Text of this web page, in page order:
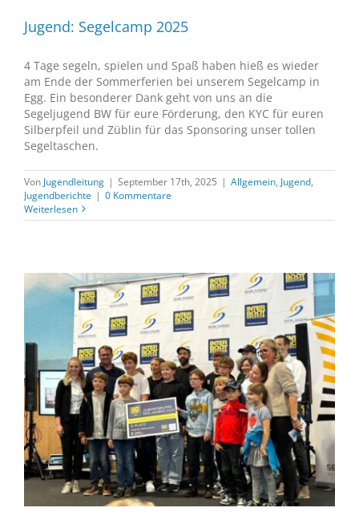
Jugend: Segelcamp 2025
4 Tage segeln, spielen und Spaß haben hieß es wieder
am Ende der Sommerferien bei unserem Segelcamp in
Egg. Ein besonderer Dank geht von uns an die
Segeljugend BW für eure Förderung, den KYC für euren
Silberpfeil und Züblin für das Sponsoring unser tollen
Segeltaschen.
Von Jugendleitung | September 17th, 2025 | Allgemein, Jugend,
Jugendberichte | 0 Kommentare
Weiterlesen